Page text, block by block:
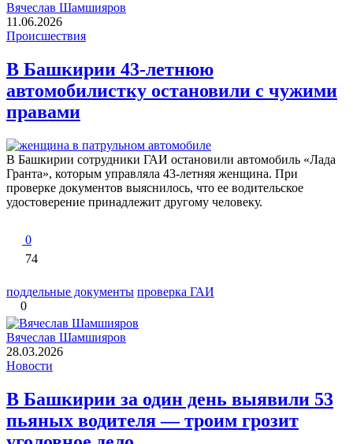
Вячеслав Шамшияров
11.06.2026
Происшествия
В Башкирии 43-летнюю
автомобилистку остановили с чужими
правами
В Башкирии сотрудники ГАИ остановили автомобиль «Лада
Гранта», которым управляла 43-летняя женщина. При
проверке документов выяснилось, что ее водительское
удостоверение принадлежит другому человеку.
0
74
поддельные документы проверка ГАИ
0
Вячеслав Шамшияров
28.03.2026
Новости
В Башкирии за один день выявили 53
пьяных водителя — троим грозит